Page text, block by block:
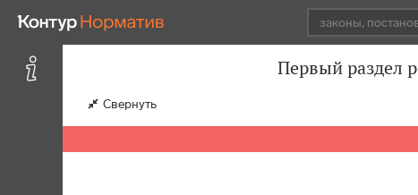
Первый раздел
Свернуть